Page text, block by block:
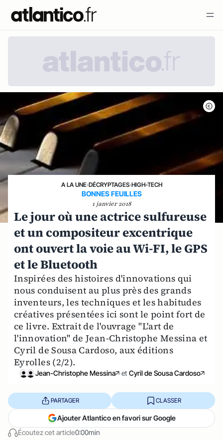
A LA UNE›DÉCRYPTAGES›HIGH-TECH
BONNES FEUILLES
1 janvier 2018
Le jour où une actrice sulfureuse
et un compositeur excentrique
ont ouvert la voie au Wi-FI, le GPS
et le Bluetooth
Inspirées des histoires d'innovations qui
nous conduisent au plus près des grands
inventeurs, les techniques et les habitudes
créatives présentées ici sont le point fort de
ce livre. Extrait de l'ouvrage "L'art de
l'innovation" de Jean-Christophe Messina et
Cyril de Sousa Cardoso, aux éditions
Eyrolles (2/2).
Jean-Christophe Messina et Cyril de Sousa Cardoso
Écoutez cet article0:00min
PARTAGER CLASSER
Ajouter Atlantico en favori sur Google